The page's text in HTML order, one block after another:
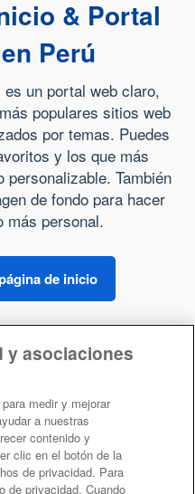
& Portal
Perú
es un portal web claro,
populares sitios web
por temas. Puedes
y los que más
También
de fondo para hacer
más personal.
de inicio
y asociaciones
medir y mejorar
a nuestras
contenido y
clic en el botón de la
de privacidad. Para
de privacidad. Cuando